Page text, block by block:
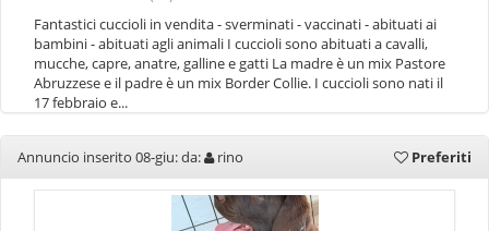
Fantastici cuccioli in vendita - sverminati - vaccinati - abituati ai
bambini - abituati agli animali I cuccioli sono abituati a cavalli,
mucche, capre, anatre, galline e gatti La madre è un mix Pastore
Abruzzese e il padre è un mix Border Collie. I cuccioli sono nati il
17 febbraio e...
Annuncio inserito 08-giu: da: rino Preferiti